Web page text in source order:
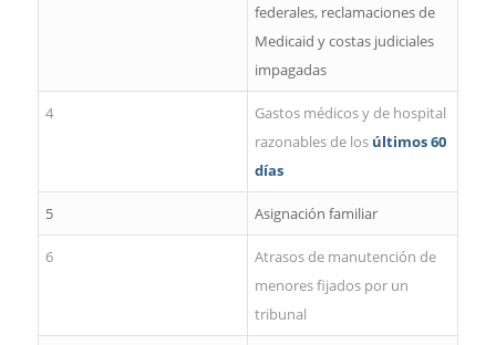
federales, reclamaciones de
Medicaid y costas judiciales
impagadas
4
Gastos médicos y de hospital
razonables de los últimos 60
días
5 Asignación familiar
6
Atrasos de manutención de
menores fijados por un
tribunal